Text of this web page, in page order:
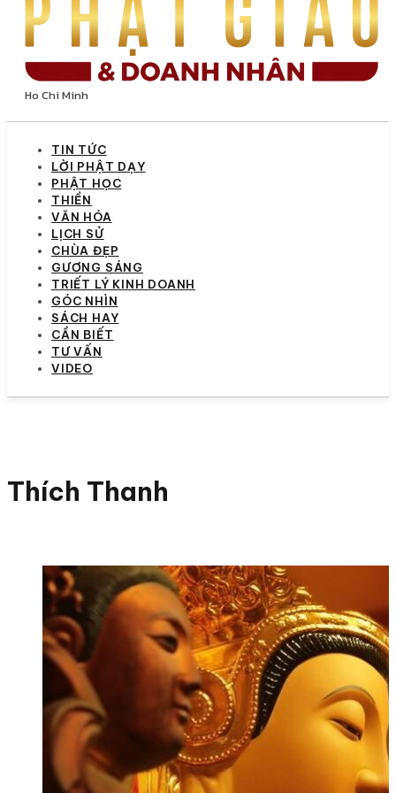
Ho Chi Minh
TIN TỨC
LỜI PHẬT DẠY
PHẬT HỌC
THIỀN
VĂN HÓA
LỊCH SỬ
CHÙA ĐẸP
GƯƠNG SÁNG
TRIẾT LÝ KINH DOANH
GÓC NHÌN
SÁCH HAY
CẦN BIẾT
TƯ VẤN
VIDEO
Thích Thanh